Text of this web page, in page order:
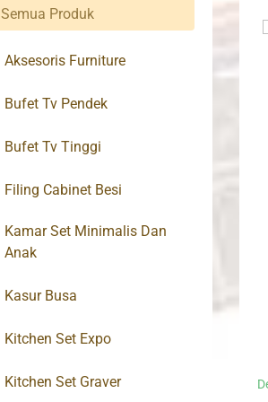
Semua Produk
Aksesoris Furniture
Bufet Tv Pendek
Bufet Tv Tinggi
Filing Cabinet Besi
Kamar Set Minimalis Dan
Anak
Kasur Busa
Kitchen Set Expo
Kitchen Set Graver